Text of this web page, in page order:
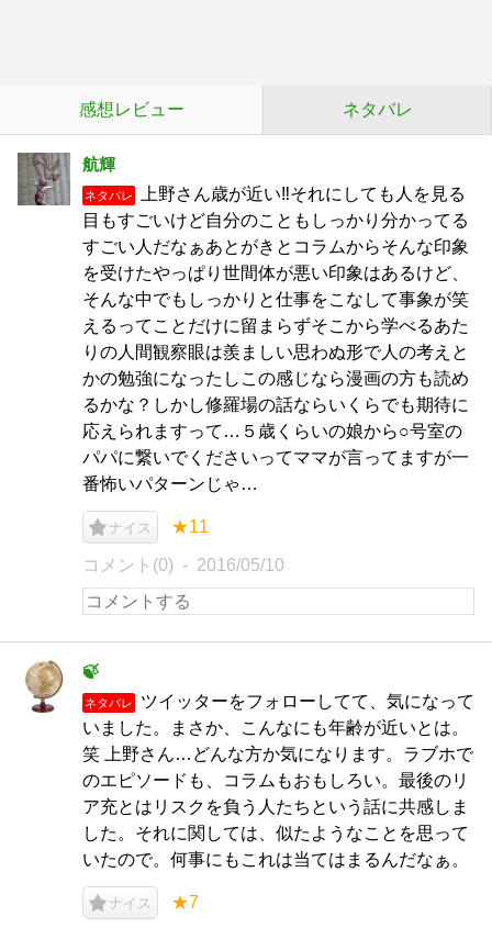
感想レビュー ネタバレ
航輝
ネタバレ
上野さん歳が近い‼それにしても人を見る
目もすごいけど自分のこともしっかり分かってる
すごい人だなぁあとがきとコラムからそんな印象
を受けたやっぱり世間体が悪い印象はあるけど、
そんな中でもしっかりと仕事をこなして事象が笑
えるってことだけに留まらずそこから学べるあた
りの人間観察眼は羨ましい思わぬ形で人の考えと
かの勉強になったしこの感じなら漫画の方も読め
るかな？しかし修羅場の話ならいくらでも期待に
応えられますって…５歳くらいの娘から○号室の
パパに繋いでくださいってママが言ってますが一
番怖いパターンじゃ…
ナイス ★11
コメント(0) 2016/05/10
🍃
ネタバレ
ツイッターをフォローしてて、気になって
いました。まさか、こんなにも年齢が近いとは。
笑 上野さん…どんな方か気になります。ラブホで
のエピソードも、コラムもおもしろい。最後のリ
ア充とはリスクを負う人たちという話に共感しま
した。それに関しては、似たようなことを思って
いたので。何事にもこれは当てはまるんだなぁ。
ナイス ★7